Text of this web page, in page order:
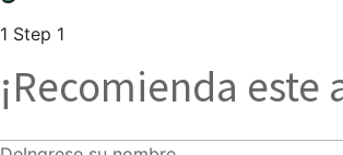
1 Step 1
¡Recomienda